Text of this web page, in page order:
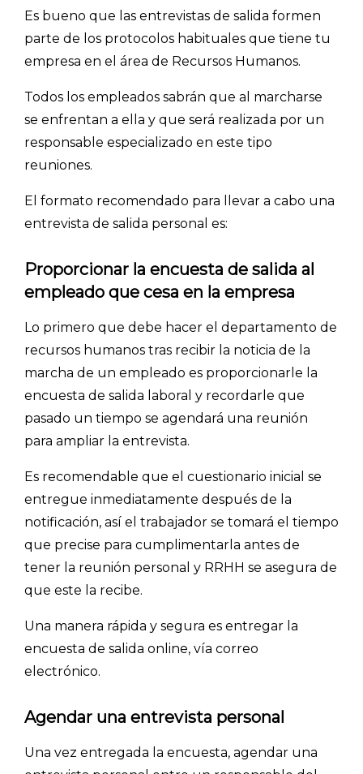
Explorar categorías:
Es bueno que las entrevistas de salida formen
parte de los protocolos habituales que tiene tu
empresa en el área de Recursos Humanos.
Todos los empleados sabrán que al marcharse
se enfrentan a ella y que será realizada por un
responsable especializado en este tipo
reuniones.
El formato recomendado para llevar a cabo una
entrevista de salida personal es:
Proporcionar la encuesta de salida al
empleado que cesa en la empresa
Lo primero que debe hacer el departamento de
recursos humanos tras recibir la noticia de la
marcha de un empleado es proporcionarle la
encuesta de salida laboral y recordarle que
pasado un tiempo se agendará una reunión
para ampliar la entrevista.
Es recomendable que el cuestionario inicial se
entregue inmediatamente después de la
notificación, así el trabajador se tomará el tiempo
que precise para cumplimentarla antes de
tener la reunión personal y RRHH se asegura de
que este la recibe.
Una manera rápida y segura es entregar la
encuesta de salida online, vía correo
electrónico.
Agendar una entrevista personal
Una vez entregada la encuesta, agendar una